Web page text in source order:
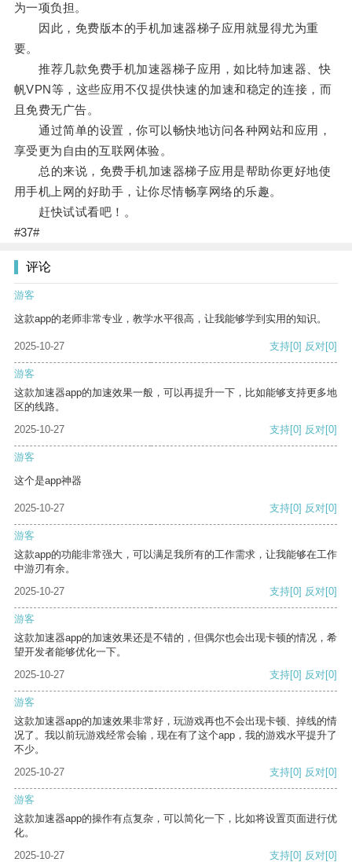
为一项负担。
因此，免费版本的手机加速器梯子应用就显得尤为重
要。
推荐几款免费手机加速器梯子应用，如比特加速器、快
帆VPN等，这些应用不仅提供快速的加速和稳定的连接，而
且免费无广告。
通过简单的设置，你可以畅快地访问各种网站和应用，
享受更为自由的互联网体验。
总的来说，免费手机加速器梯子应用是帮助你更好地使
用手机上网的好助手，让你尽情畅享网络的乐趣。
赶快试试看吧！。
#37#
评论
游客
这款app的老师非常专业，教学水平很高，让我能够学到实用的知识。
2025-10-27 支持[0] 反对[0]
游客
这款加速器app的加速效果一般，可以再提升一下，比如能够支持更多地
区的线路。
2025-10-27
支持[0] 反对[0]
游客
这个是app神器
2025-10-27 支持[0] 反对[0]
游客
这款app的功能非常强大，可以满足我所有的工作需求，让我能够在工作
中游刃有余。
2025-10-27
支持[0] 反对[0]
游客
这款加速器app的加速效果还是不错的，但偶尔也会出现卡顿的情况，希
望开发者能够优化一下。
2025-10-27
支持[0] 反对[0]
游客
这款加速器app的加速效果非常好，玩游戏再也不会出现卡顿、掉线的情
况了。我以前玩游戏经常会输，现在有了这个app，我的游戏水平提升了
不少。
2025-10-27
支持[0] 反对[0]
游客
这款加速器app的操作有点复杂，可以简化一下，比如将设置页面进行优
化。
2025-10-27
支持[0] 反对[0]